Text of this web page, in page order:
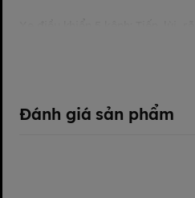
Tích hợp đèn nhấp nháy nhiều
Bé chỉ cần bật công tắc, cầm
Đánh giá sản phẩm